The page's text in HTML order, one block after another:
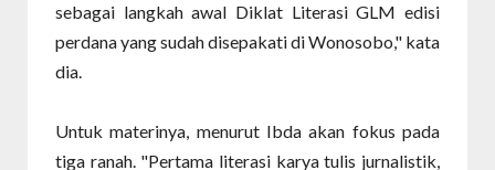
sebagai langkah awal Diklat Literasi GLM edisi
perdana yang sudah disepakati di Wonosobo," kata
dia.
Untuk materinya, menurut Ibda akan fokus pada
tiga ranah. "Pertama literasi karya tulis jurnalistik,